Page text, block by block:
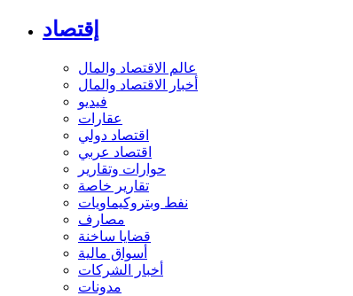
إقتصاد
عالم الاقتصاد والمال
أخبار الاقتصاد والمال
فيديو
عقارات
اقتصاد دولي
اقتصاد عربي
حوارات وتقارير
تقارير خاصة
نفط وبتروكيماويات
مصارف
قضايا ساخنة
أسواق مالية
أخبار الشركات
مدونات